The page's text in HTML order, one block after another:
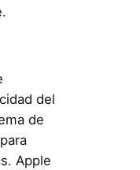
del
de
Apple